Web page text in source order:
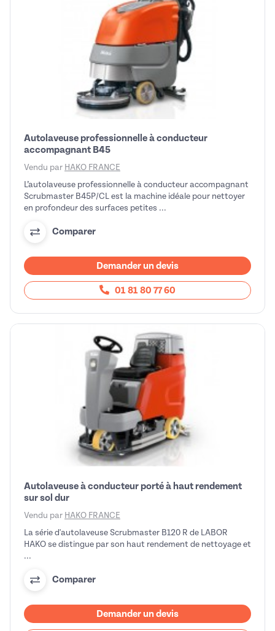
Autolaveuse professionnelle à conducteur
accompagnant B45
Vendu par HAKO FRANCE
L’autolaveuse professionnelle à conducteur accompagnant
Scrubmaster B45P/CL est la machine idéale pour nettoyer
en profondeur des surfaces petites ...
Comparer
Demander un devis
01 81 80 77 60
Autolaveuse à conducteur porté à haut rendement
sur sol dur
Vendu par HAKO FRANCE
La série d'autolaveuse Scrubmaster B120 R de LABOR
HAKO se distingue par son haut rendement de nettoyage et
...
Comparer
Demander un devis